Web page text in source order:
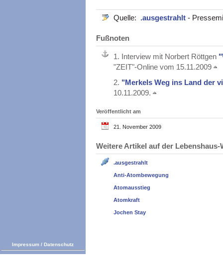
Quelle: .ausgestrahlt -
Fußnoten
1. Interview mit Norbert Röttgen
"ZEIT"-Online vom 15.11.2009
2. "Merkels Weg ins Land der
10.11.2009.
Veröffentlicht am
21. November 2009
Weitere Artikel auf der
.ausgestrahlt
Anti-Atombewegung
Atomausstieg
Atomkraft
Jochen Stay
Impressum / Datenschutz